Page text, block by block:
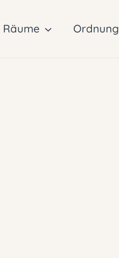
Räume Ordnung